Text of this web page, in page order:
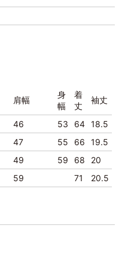
肩幅
身
幅
着
丈
袖丈
46 53 64 18.5
47 55 66
19.5
49 59 68
20
59 71 20.5